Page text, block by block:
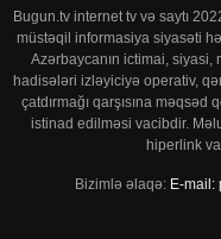
Bugun.tv internet tv və saytı
müstəqil informasiya siyasəti
Azərbaycanın ictimai, siyasi,
hadisələri izləyiciyə operativ,
çatdırmağı qarşısına məqsəd
istinad edilməsi vacibdir.
hiperlink
Bizimlə əlaqə: E-mail: